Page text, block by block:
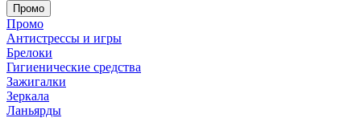
Промо
Промо
Антистрессы и игры
Брелоки
Гигиенические средства
Зажигалки
Зеркала
Ланьярды